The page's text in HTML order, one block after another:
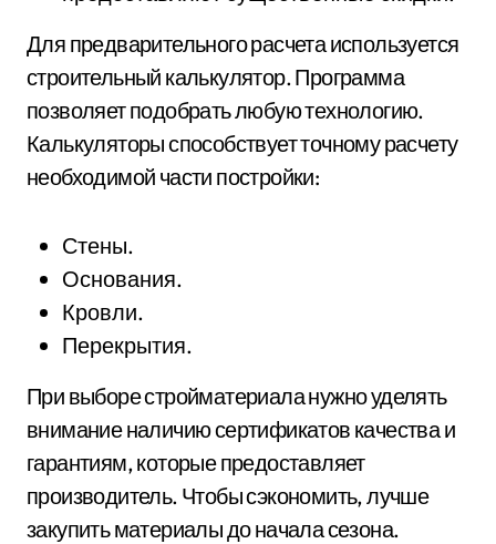
Для предварительного расчета используется
строительный калькулятор. Программа
позволяет подобрать любую технологию.
Калькуляторы способствует точному расчету
необходимой части постройки:
Стены.
Основания.
Кровли.
Перекрытия.
При выборе стройматериала нужно уделять
внимание наличию сертификатов качества и
гарантиям, которые предоставляет
производитель. Чтобы сэкономить, лучше
закупить материалы до начала сезона.